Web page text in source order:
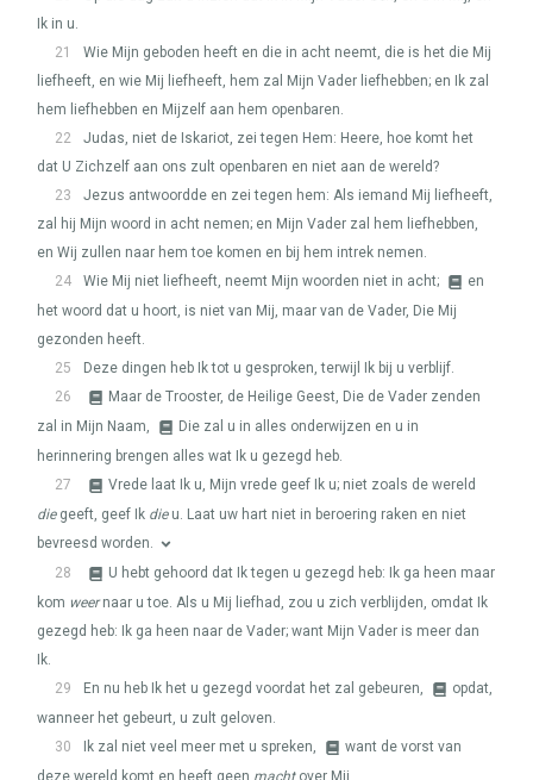
Ik in u.
21
Wie Mijn geboden heeft en die in acht neemt, die is het die Mij
liefheeft, en wie Mij liefheeft, hem zal Mijn Vader liefhebben; en Ik zal
hem liefhebben en Mijzelf aan hem openbaren.
22
Judas, niet de Iskariot, zei tegen Hem: Heere, hoe komt het
dat U Zichzelf aan ons zult openbaren en niet aan de wereld?
23
Jezus antwoordde en zei tegen hem: Als iemand Mij liefheeft,
zal hij Mijn woord in acht nemen; en Mijn Vader zal hem liefhebben,
en Wij zullen naar hem toe komen en bij hem intrek nemen.
24
Wie Mij niet liefheeft, neemt Mijn woorden niet in acht;
en
het woord dat u hoort, is niet van Mij, maar van de Vader, Die Mij
gezonden heeft.
25
Deze dingen heb Ik tot u gesproken, terwijl Ik bij u verblijf.
26
Maar de Trooster, de Heilige Geest, Die de Vader zenden
zal in Mijn Naam,
Die zal u in alles onderwijzen en u in
herinnering brengen alles wat Ik u gezegd heb.
27
Vrede laat Ik u, Mijn vrede geef Ik u; niet zoals de wereld
diegeeft, geef Ik dieu. Laat uw hart niet in beroering raken en niet
bevreesd worden.
28
U hebt gehoord dat Ik tegen u gezegd heb: Ik ga heen maar
kom weernaar u toe. Als u Mij liefhad, zou u zich verblijden, omdat Ik
gezegd heb: Ik ga heen naar de Vader; want Mijn Vader is meer dan
Ik.
29
En nu heb Ik het u gezegd voordat het zal gebeuren,
opdat,
wanneer het gebeurt, u zult geloven.
30
Ik zal niet veel meer met u spreken,
want de vorst van
deze wereld komt en heeft geen machtover Mij.